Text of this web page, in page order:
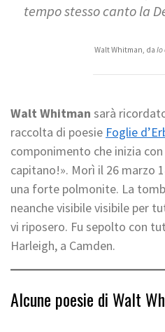
tempo stesso canto la
Walt Whitman, da Io
Walt Whitman sarà
raccolta di poesie Foglie
componimento che inizia
capitano!». Morì il 26 marzo
una forte polmonite. La
neanche visibile visibile per
vi riposero. Fu sepolto con
Harleigh, a Camden.
Alcune poesie di Walt